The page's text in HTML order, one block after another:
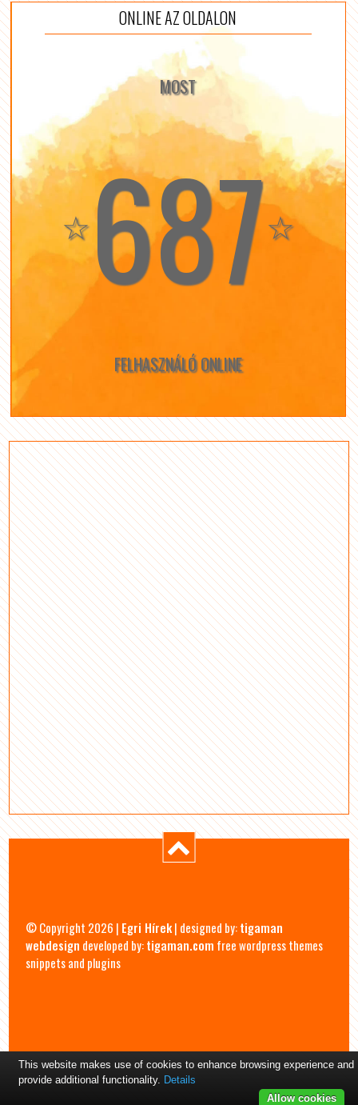
ONLINE AZ OLDALON
MOST
☆687☆
FELHASZNÁLÓ ONLINE
© Copyright 2026 | Egri Hírek| designed by:tigaman
webdesign developed by:tigaman.com free wordpress themes
snippets and plugins
This website makes use of cookies to enhance browsing experience and
provide additional functionality. Details
Allow cookies